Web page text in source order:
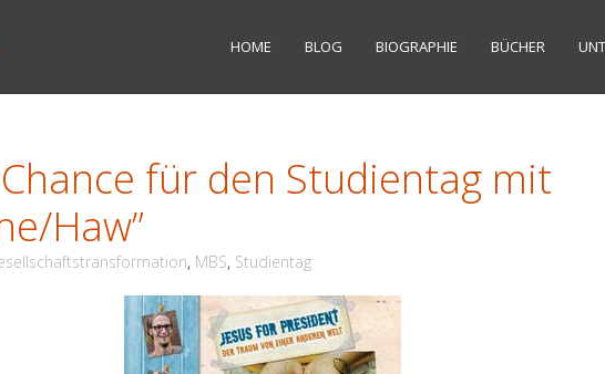
HOME BLOG BIOGRAPHIE BÜCHER
für den Studientag mit
Haw”
, MBS, Studientag